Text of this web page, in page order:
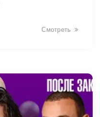
Смотреть